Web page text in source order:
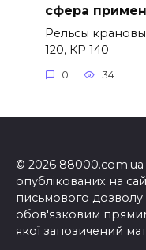
сфера
Рельсы
120, КР 140
0 34
© 2026 88000.com.ua
опублікованих на
письмового дозволу
обов'язковим
якої запозичений